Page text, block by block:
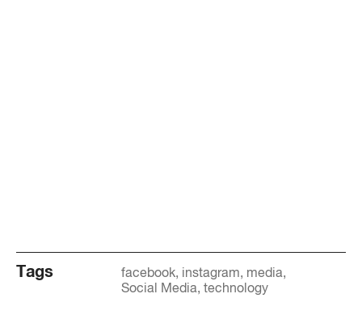
Tags facebook instagram media
Social Media technology